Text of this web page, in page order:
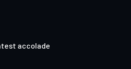
accolade